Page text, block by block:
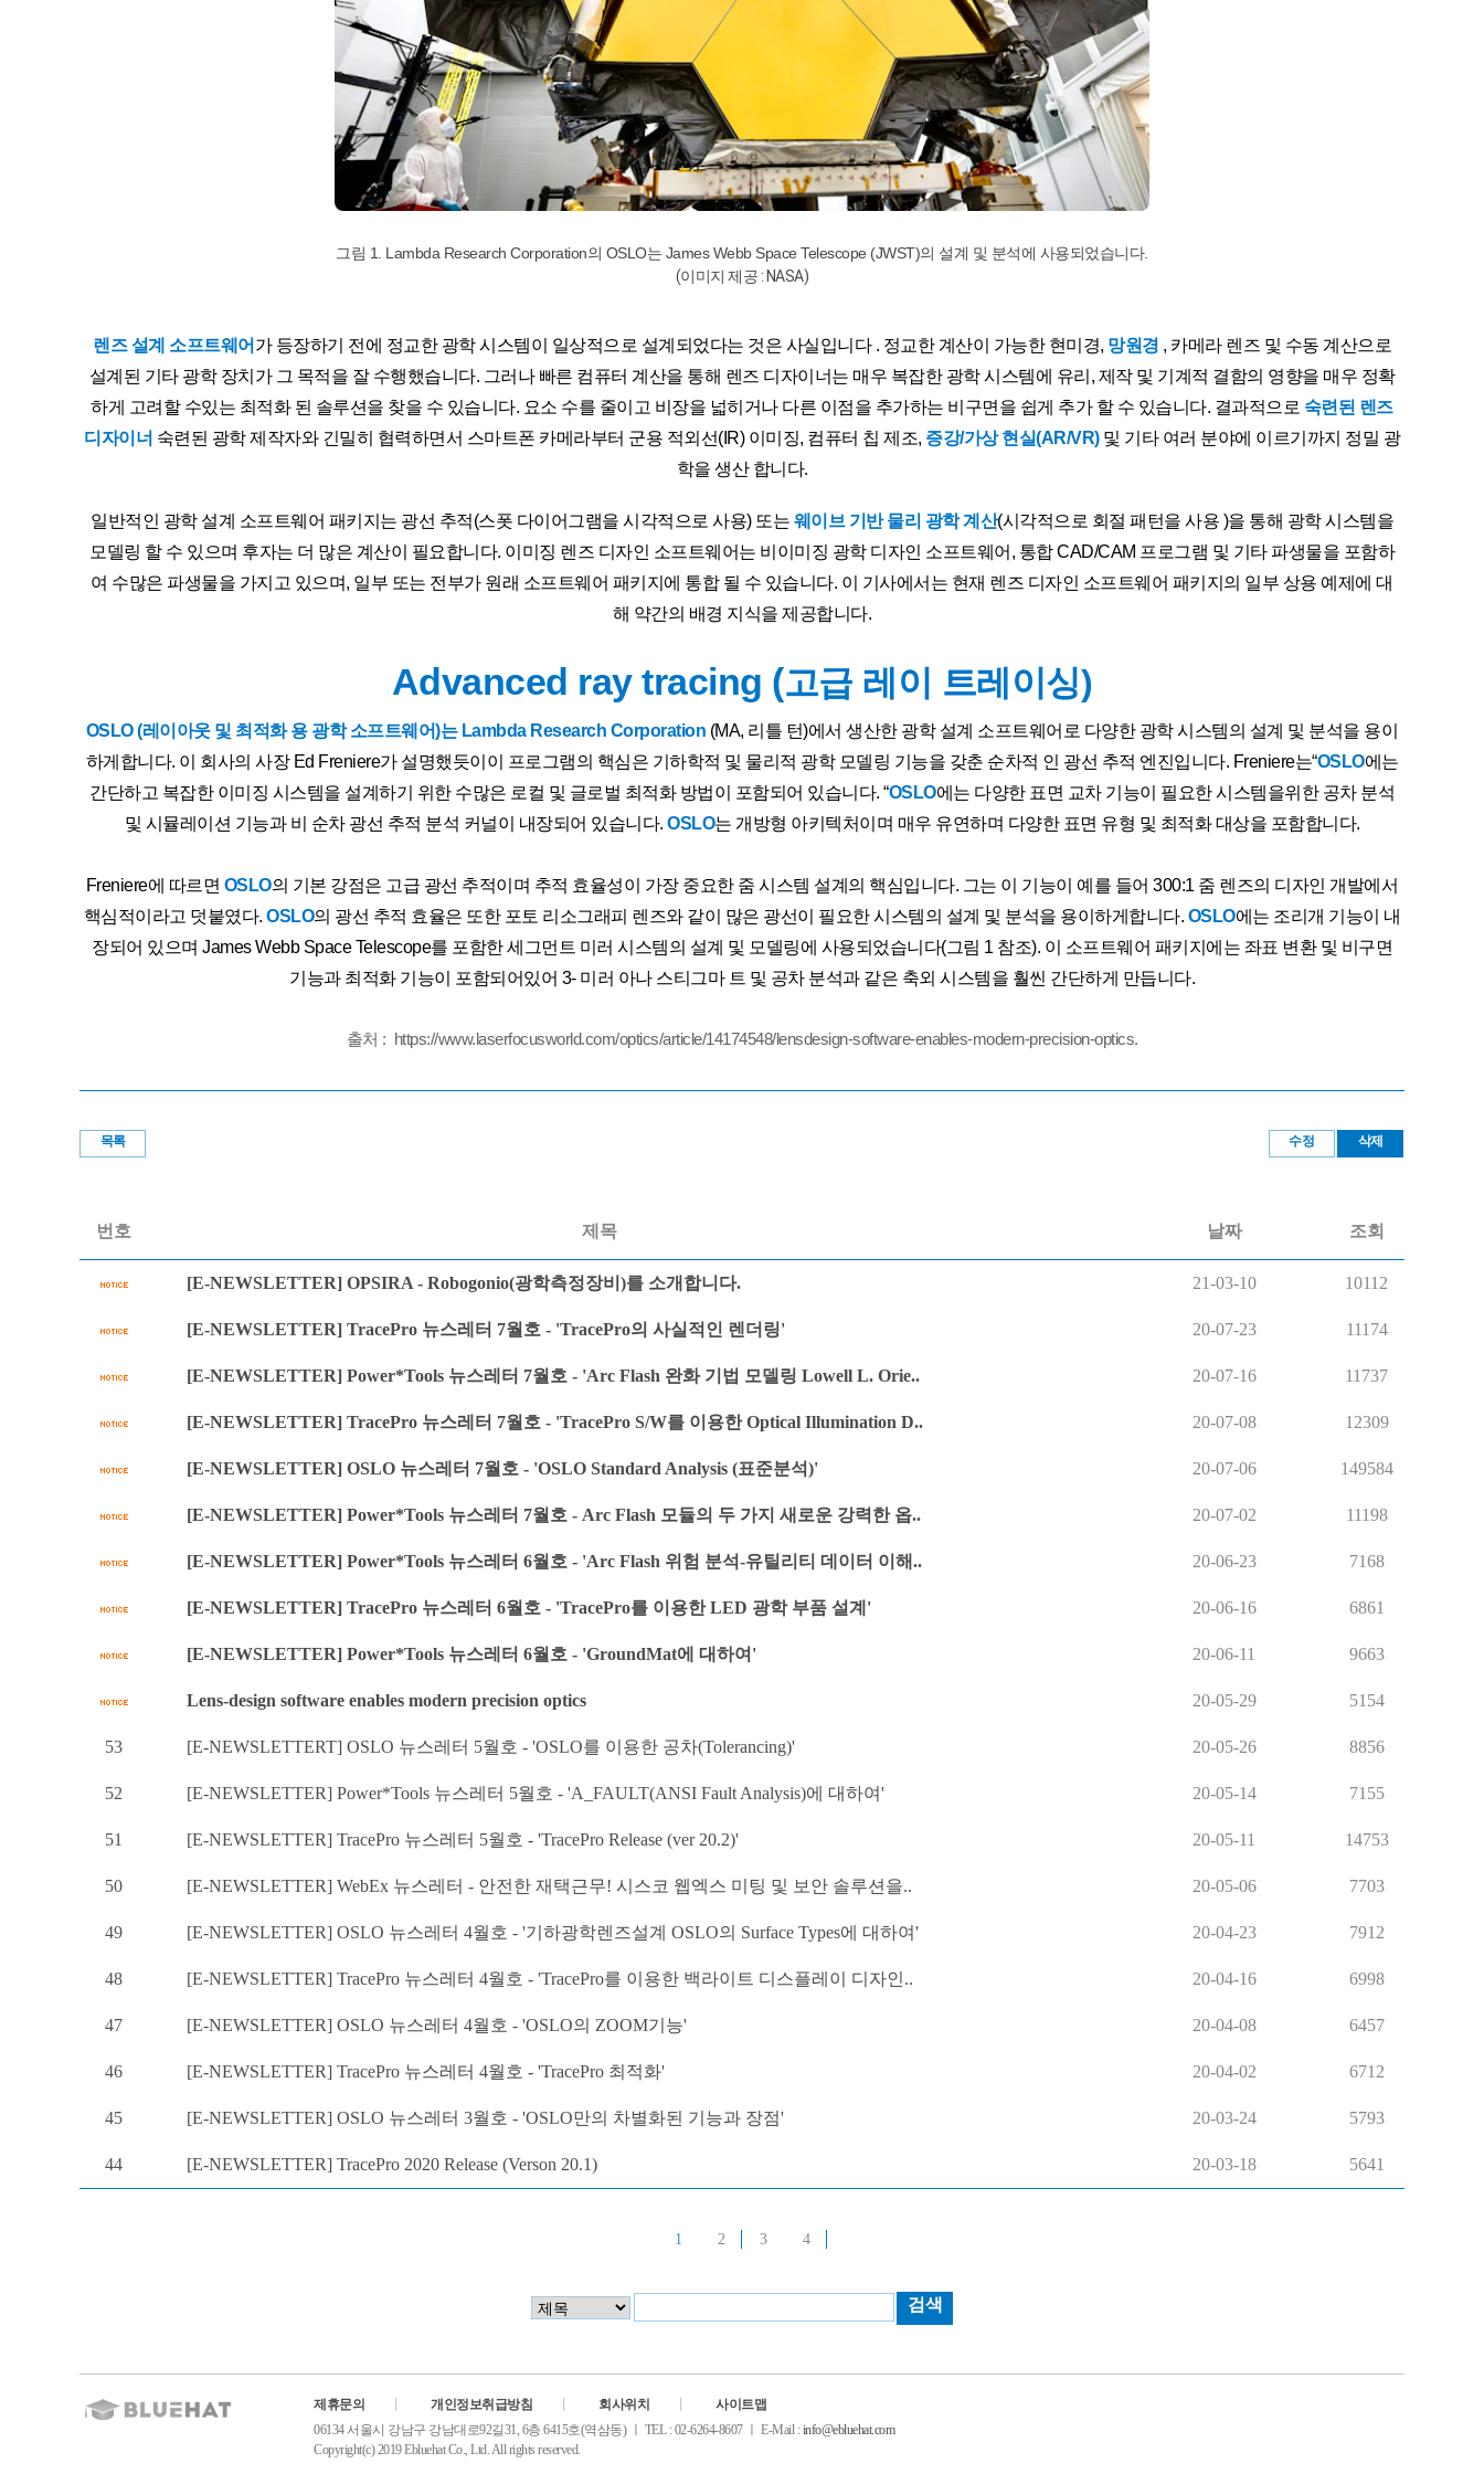
그림 1. Lambda Research Corporation의 OSLO는 James Webb Space Telescope (JWST)의 설계 및 분석에 사용되었습니다.
(이미지 제공 : NASA)
렌즈 설계 소프트웨어 가 등장하기 전에 정교한 광학 시스템이 일상적으로 설계되었다는 것은 사실입니다 . 정교한 계산이 가능한 현미경, 망원경 , 카메라 렌즈 및 수동 계산으로
설계된 기타 광학 장치가 그 목적을 잘 수행했습니다. 그러나 빠른 컴퓨터 계산을 통해 렌즈 디자이너는 매우 복잡한 광학 시스템에 유리, 제작 및 기계적 결함의 영향을 매우 정확
하게 고려할 수있는 최적화 된 솔루션을 찾을 수 있습니다. 요소 수를 줄이고 비장을 넓히거나 다른 이점을 추가하는 비구면을 쉽게 추가 할 수 있습니다. 결과적으로 숙련된 렌즈
디자이너 숙련된 광학 제작자와 긴밀히 협력하면서 스마트폰 카메라부터 군용 적외선(IR) 이미징, 컴퓨터 칩 제조, 증강/가상 현실(AR/VR) 및 기타 여러 분야에 이르기까지 정밀 광
학을 생산 합니다.
일반적인 광학 설계 소프트웨어 패키지는 광선 추적(스폿 다이어그램을 시각적으로 사용) 또는 웨이브 기반 물리 광학 계산(시각적으로 회절 패턴을 사용 )을 통해 광학 시스템을
모델링 할 수 있으며 후자는 더 많은 계산이 필요합니다. 이미징 렌즈 디자인 소프트웨어는 비이미징 광학 디자인 소프트웨어, 통합 CAD/CAM 프로그램 및 기타 파생물을 포함하
여 수많은 파생물을 가지고 있으며, 일부 또는 전부가 원래 소프트웨어 패키지에 통합 될 수 있습니다. 이 기사에서는 현재 렌즈 디자인 소프트웨어 패키지의 일부 상용 예제에 대
해 약간의 배경 지식을 제공합니다.
Advanced ray tracing (고급 레이 트레이싱)
OSLO (레이아웃 및 최적화 용 광학 소프트웨어)는 Lambda Research Corporation (MA, 리틀 턴)에서 생산한 광학 설계 소프트웨어로 다양한 광학 시스템의 설계 및 분석을 용이
하게합니다. 이 회사의 사장 Ed Freniere가 설명했듯이이 프로그램의 핵심은 기하학적 및 물리적 광학 모델링 기능을 갖춘 순차적 인 광선 추적 엔진입니다. Freniere는“OSLO에는
간단하고 복잡한 이미징 시스템을 설계하기 위한 수많은 로컬 및 글로벌 최적화 방법이 포함되어 있습니다. “OSLO에는 다양한 표면 교차 기능이 필요한 시스템을위한 공차 분석
및 시뮬레이션 기능과 비 순차 광선 추적 분석 커널이 내장되어 있습니다. OSLO는 개방형 아키텍처이며 매우 유연하며 다양한 표면 유형 및 최적화 대상을 포함합니다.
Freniere에 따르면 OSLO의 기본 강점은 고급 광선 추적이며 추적 효율성이 가장 중요한 줌 시스템 설계의 핵심입니다. 그는 이 기능이 예를 들어 300:1 줌 렌즈의 디자인 개발에서
핵심적이라고 덧붙였다. OSLO의 광선 추적 효율은 또한 포토 리소그래피 렌즈와 같이 많은 광선이 필요한 시스템의 설계 및 분석을 용이하게합니다. OSLO에는 조리개 기능이 내
장되어 있으며 James Webb Space Telescope를 포함한 세그먼트 미러 시스템의 설계 및 모델링에 사용되었습니다(그림 1 참조). 이 소프트웨어 패키지에는 좌표 변환 및 비구면
기능과 최적화 기능이 포함되어있어 3- 미러 아나 스티그마 트 및 공차 분석과 같은 축외 시스템을 훨씬 간단하게 만듭니다.
출처 : https://www.laserfocusworld.com/optics/article/14174548/lensdesign-software-enables-modern-precision-optics.
목록 수정 삭제
번호 제목 날짜 조회
[E-NEWSLETTER] OPSIRA - Robogonio(광학측정장비)를 소개합니다. 21-03-10 10112
[E-NEWSLETTER] TracePro 뉴스레터 7월호 - 'TracePro의 사실적인 렌더링' 20-07-23 11174
[E-NEWSLETTER] Power*Tools 뉴스레터 7월호 - 'Arc Flash 완화 기법 모델링 Lowell L. Orie.. 20-07-16 11737
[E-NEWSLETTER] TracePro 뉴스레터 7월호 - 'TracePro S/W를 이용한 Optical Illumination D.. 20-07-08 12309
[E-NEWSLETTER] OSLO 뉴스레터 7월호 - 'OSLO Standard Analysis (표준분석)' 20-07-06 149584
[E-NEWSLETTER] Power*Tools 뉴스레터 7월호 - Arc Flash 모듈의 두 가지 새로운 강력한 옵.. 20-07-02 11198
[E-NEWSLETTER] Power*Tools 뉴스레터 6월호 - 'Arc Flash 위험 분석-유틸리티 데이터 이해.. 20-06-23 7168
[E-NEWSLETTER] TracePro 뉴스레터 6월호 - 'TracePro를 이용한 LED 광학 부품 설계' 20-06-16 6861
[E-NEWSLETTER] Power*Tools 뉴스레터 6월호 - 'GroundMat에 대하여' 20-06-11 9663
Lens-design software enables modern precision optics 20-05-29 5154
53 [E-NEWSLETTERT] OSLO 뉴스레터 5월호 - 'OSLO를 이용한 공차(Tolerancing)' 20-05-26 8856
52 [E-NEWSLETTER] Power*Tools 뉴스레터 5월호 - 'A_FAULT(ANSI Fault Analysis)에 대하여' 20-05-14 7155
51 [E-NEWSLETTER] TracePro 뉴스레터 5월호 - 'TracePro Release (ver 20.2)' 20-05-11 14753
50 [E-NEWSLETTER] WebEx 뉴스레터 - 안전한 재택근무! 시스코 웹엑스 미팅 및 보안 솔루션을.. 20-05-06 7703
49 [E-NEWSLETTER] OSLO 뉴스레터 4월호 - '기하광학렌즈설계 OSLO의 Surface Types에 대하여' 20-04-23 7912
48 [E-NEWSLETTER] TracePro 뉴스레터 4월호 - 'TracePro를 이용한 백라이트 디스플레이 디자인.. 20-04-16 6998
47 [E-NEWSLETTER] OSLO 뉴스레터 4월호 - 'OSLO의 ZOOM기능' 20-04-08 6457
46 [E-NEWSLETTER] TracePro 뉴스레터 4월호 - 'TracePro 최적화' 20-04-02 6712
45 [E-NEWSLETTER] OSLO 뉴스레터 3월호 - 'OSLO만의 차별화된 기능과 장점' 20-03-24 5793
44 [E-NEWSLETTER] TracePro 2020 Release (Verson 20.1) 20-03-18 5641
1 2 3 4
검색
제휴문의 개인정보취급방침 회사위치
사이트맵
06134 서울시 강남구 강남대로92길31, 6층 6415호(역삼동) ㅣ TEL : 02-6264-8607 ㅣ E-Mail :info@ebluehat.com
Copyright(c) 2019 Ebluehat Co., Ltd. All rights reserved.